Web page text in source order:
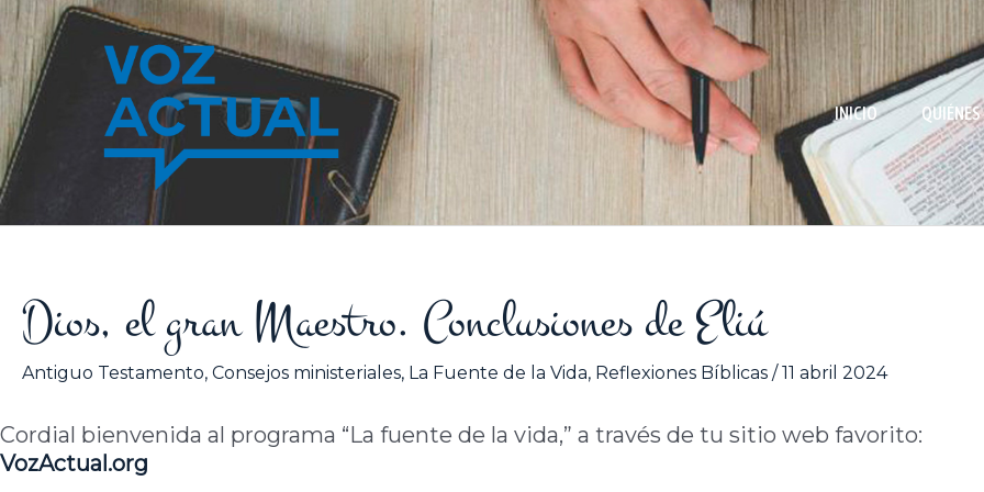
contenido
INICIO
Dios, el gran Maestro. Conclusiones de Eliú
Antiguo Testamento, Consejos ministeriales, La Fuente de la Vida, Reflexiones Bíblicas /11 abril 2024
Cordial bienvenida al programa “La fuente de la vida,” a través de tu sitio web favorito:
VozActual.org